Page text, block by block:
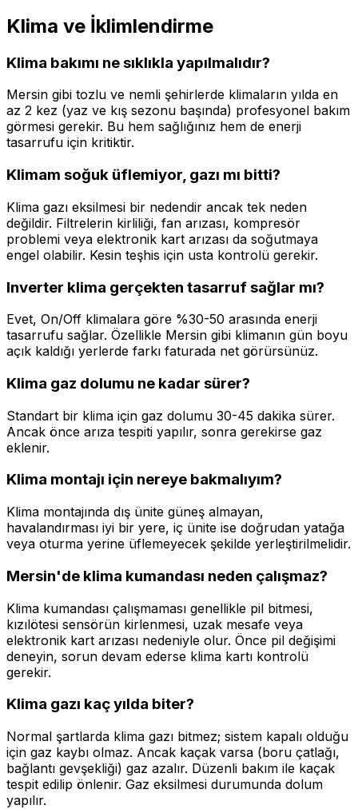
Klima ve İklimlendirme
Klima bakımı ne sıklıkla yapılmalıdır?
Mersin gibi tozlu ve nemli şehirlerde klimaların yılda en
az 2 kez (yaz ve kış sezonu başında) profesyonel bakım
görmesi gerekir. Bu hem sağlığınız hem de enerji
tasarrufu için kritiktir.
Klimam soğuk üflemiyor, gazı mı bitti?
Klima gazı eksilmesi bir nedendir ancak tek neden
değildir. Filtrelerin kirliliği, fan arızası, kompresör
problemi veya elektronik kart arızası da soğutmaya
engel olabilir. Kesin teşhis için usta kontrolü gerekir.
Inverter klima gerçekten tasarruf sağlar mı?
Evet, On/Off klimalara göre %30-50 arasında enerji
tasarrufu sağlar. Özellikle Mersin gibi klimanın gün boyu
açık kaldığı yerlerde farkı faturada net görürsünüz.
Klima gaz dolumu ne kadar sürer?
Standart bir klima için gaz dolumu 30-45 dakika sürer.
Ancak önce arıza tespiti yapılır, sonra gerekirse gaz
eklenir.
Klima montajı için nereye bakmalıyım?
Klima montajında dış ünite güneş almayan,
havalandırması iyi bir yere, iç ünite ise doğrudan yatağa
veya oturma yerine üflemeyecek şekilde yerleştirilmelidir.
Mersin'de klima kumandası neden çalışmaz?
Klima kumandası çalışmaması genellikle pil bitmesi,
kızılötesi sensörün kirlenmesi, uzak mesafe veya
elektronik kart arızası nedeniyle olur. Önce pil değişimi
deneyin, sorun devam ederse klima kartı kontrolü
gerekir.
Klima gazı kaç yılda biter?
Normal şartlarda klima gazı bitmez; sistem kapalı olduğu
için gaz kaybı olmaz. Ancak kaçak varsa (boru çatlağı,
bağlantı gevşekliği) gaz azalır. Düzenli bakım ile kaçak
tespit edilip önlenir. Gaz eksilmesi durumunda dolum
yapılır.